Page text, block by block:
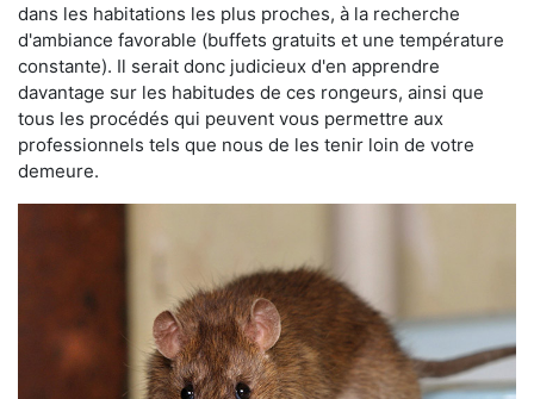
dans les habitations les plus proches, à la recherche
d'ambiance favorable (buffets gratuits et une température
constante). Il serait donc judicieux d'en apprendre
davantage sur les habitudes de ces rongeurs, ainsi que
tous les procédés qui peuvent vous permettre aux
professionnels tels que nous de les tenir loin de votre
demeure.